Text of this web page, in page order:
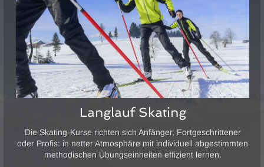
Langlauf Skating
Die Skating-Kurse richten sich Anfänger, Fortgeschrittener
oder Profis: in netter Atmosphäre mit individuell abgestimmten
methodischen Übungseinheiten effizient lernen.